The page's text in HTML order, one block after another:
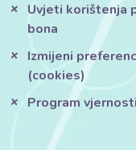
Uvjeti korištenja
bona
Izmijeni
(cookies)
Program vjernosti